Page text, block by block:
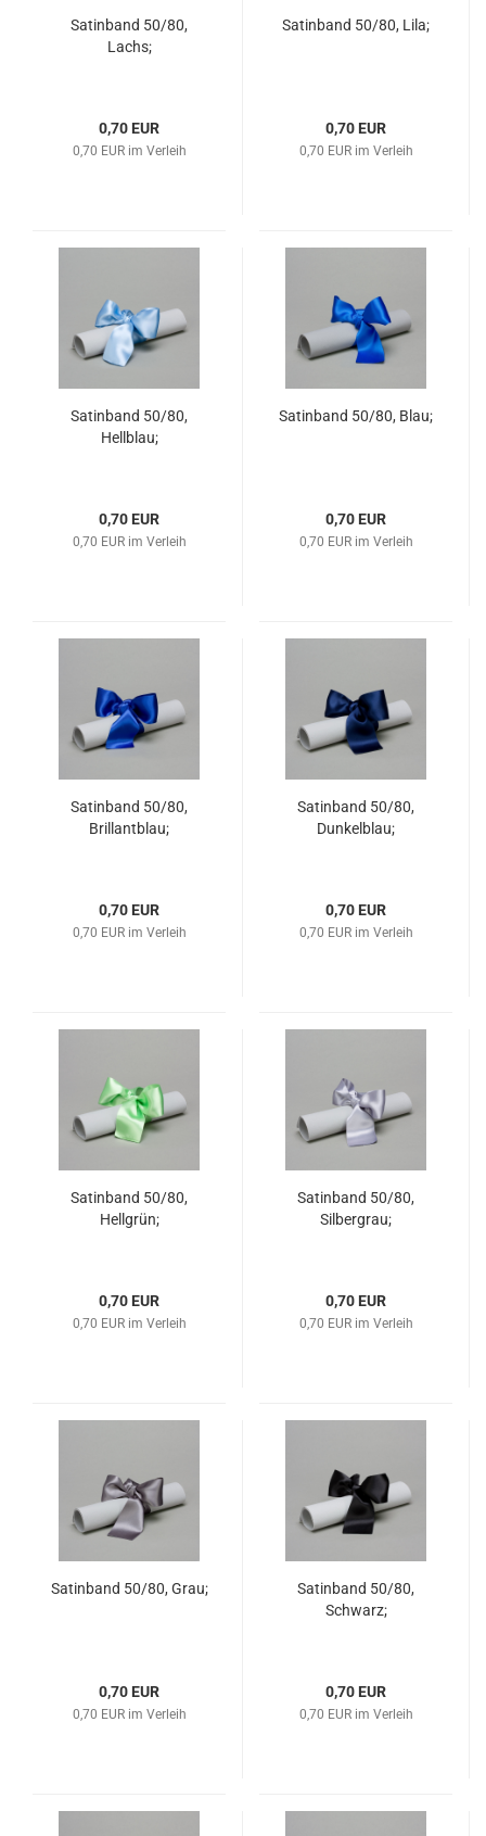
Satinband 50/80,
Lachs;
0,70 EUR
0,70 EUR im Verleih
Satinband 50/80, Lila;
0,70 EUR
0,70 EUR im Verleih
Satinband 50/80,
Hellblau;
0,70 EUR
0,70 EUR im Verleih
Satinband 50/80, Blau;
0,70 EUR
0,70 EUR im Verleih
Satinband 50/80,
Brillantblau;
0,70 EUR
0,70 EUR im Verleih
Satinband 50/80,
Dunkelblau;
0,70 EUR
0,70 EUR im Verleih
Satinband 50/80,
Hellgrün;
0,70 EUR
0,70 EUR im Verleih
Satinband 50/80,
Silbergrau;
0,70 EUR
0,70 EUR im Verleih
Satinband 50/80, Grau;
0,70 EUR
0,70 EUR im Verleih
Satinband 50/80,
Schwarz;
0,70 EUR
0,70 EUR im Verleih